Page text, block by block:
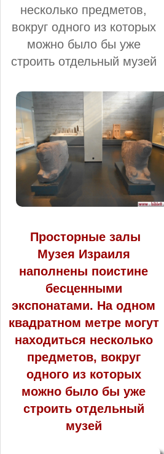
несколько предметов,
вокруг одного из которых
можно было бы уже
строить отдельный музей
Просторные залы
Музея Израиля
наполнены поистине
бесценными
экспонатами. На одном
квадратном метре могут
находиться несколько
предметов, вокруг
одного из которых
можно было бы уже
строить отдельный
музей